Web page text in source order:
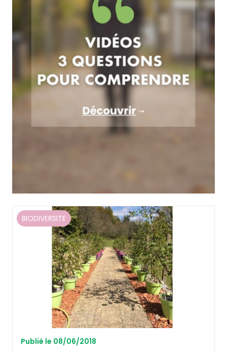
BIODIVERSITE
Publié le 08/06/2018